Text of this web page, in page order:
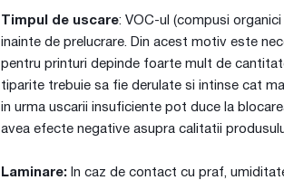
Timpul de uscare: VOC-ul (compusi
inainte de prelucrare. Din acest motiv este
pentru printuri depinde foarte mult de
tiparite trebuie sa fie derulate si intinse cat
in urma uscarii insuficiente pot duce la
avea efecte negative asupra calitatii
Laminare: In caz de contact cu praf,